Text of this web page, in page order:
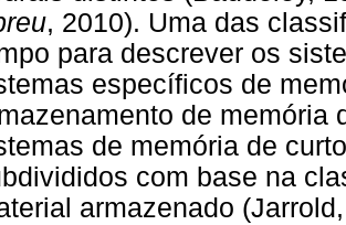
, 2010). Uma das
para descrever os
específicos de
de memória
de memória de
com base na
armazenado